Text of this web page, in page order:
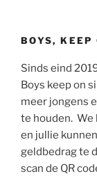
BOYS, KEEP
Sinds eind
Boys keep on
meer jongens
te houden. We
en jullie
geldbedrag te
scan de QR